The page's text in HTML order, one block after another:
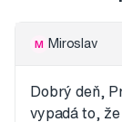
M Miroslav
Dobrý deň,
vypadá to,